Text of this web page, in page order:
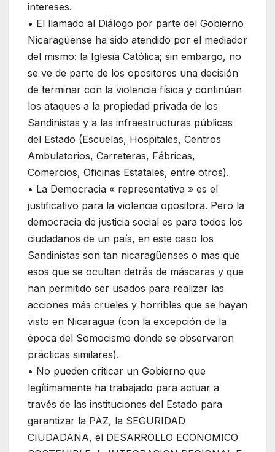
intereses.
• El llamado al Diálogo por parte del Gobierno
Nicaragüense ha sido atendido por el mediador
del mismo: la Iglesia Católica; sin embargo, no
se ve de parte de los opositores una decisión
de terminar con la violencia física y continúan
los ataques a la propiedad privada de los
Sandinistas y a las infraestructuras públicas
del Estado (Escuelas, Hospitales, Centros
Ambulatorios, Carreteras, Fábricas,
Comercios, Oficinas Estatales, entre otros).
• La Democracia « representativa » es el
justificativo para la violencia opositora. Pero la
democracia de justicia social es para todos los
ciudadanos de un país, en este caso los
Sandinistas son tan nicaragüenses o mas que
esos que se ocultan detrás de máscaras y que
han permitido ser usados para realizar las
acciones más crueles y horribles que se hayan
visto en Nicaragua (con la excepción de la
época del Somocismo donde se observaron
prácticas similares).
• No pueden criticar un Gobierno que
legítimamente ha trabajado para actuar a
través de las instituciones del Estado para
garantizar la PAZ, la SEGURIDAD
CIUDADANA, el DESARROLLO ECONOMICO